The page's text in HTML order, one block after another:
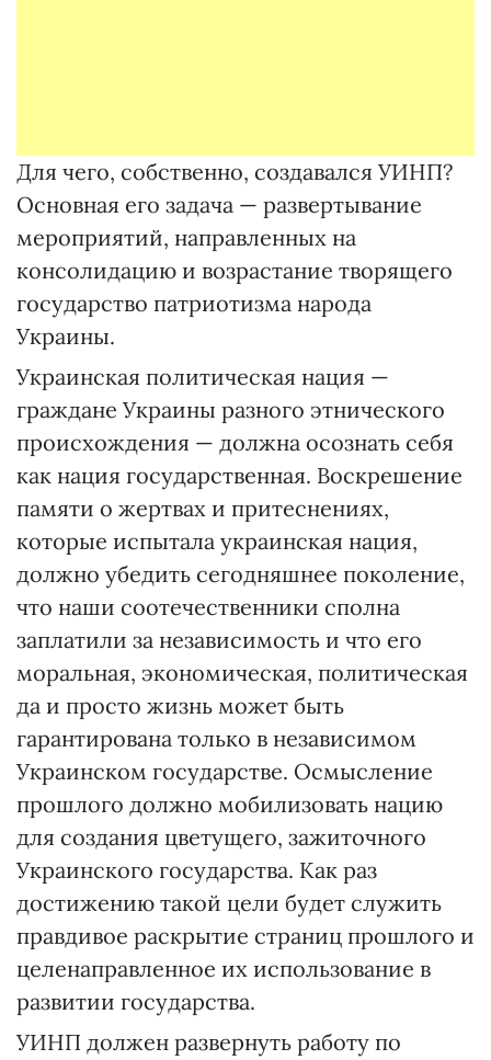
Для чего, собственно, создавался УИНП?
Основная его задача — развертывание
мероприятий, направленных на
консолидацию и возрастание творящего
государство патриотизма народа
Украины.
Украинская политическая нация —
граждане Украины разного этнического
происхождения — должна осознать себя
как нация государственная. Воскрешение
памяти о жертвах и притеснениях,
которые испытала украинская нация,
должно убедить сегодняшнее поколение,
что наши соотечественники сполна
заплатили за независимость и что его
моральная, экономическая, политическая
да и просто жизнь может быть
гарантирована только в независимом
Украинском государстве. Осмысление
прошлого должно мобилизовать нацию
для создания цветущего, зажиточного
Украинского государства. Как раз
достижению такой цели будет служить
правдивое раскрытие страниц прошлого и
целенаправленное их использование в
развитии государства.
УИНП должен развернуть работу по